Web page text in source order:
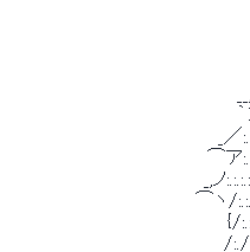
／:./　　
ﾉ∨:.:.:.:{
__,ノ⌒｀
｀＞
_／
⌒ア
_,ノ
⌒ヽ/:.:.:.:/:.:.:.:.:.:.:.:./:.:|
{/:.:.:ｉ:.:.:.:.:.:.:.:/｢`ﾒ
/:./＾|:.:./{:.:.:r芹ミ